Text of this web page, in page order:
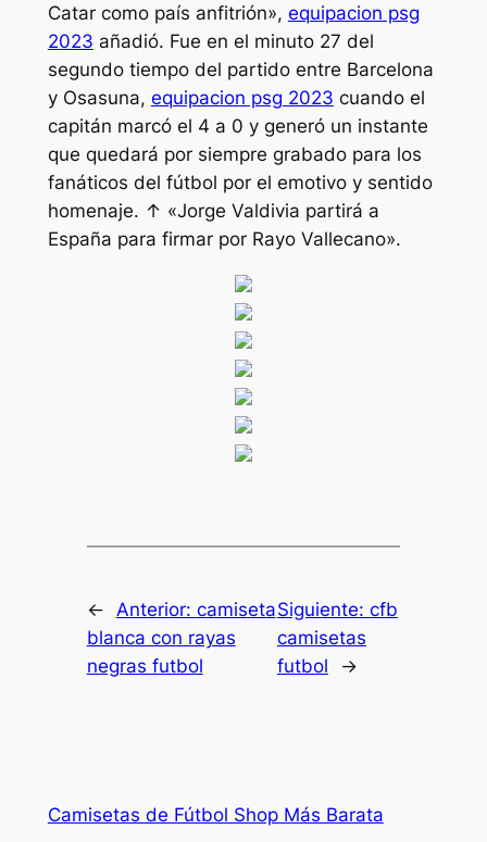
Catar como país anfitrión», equipacion psg
2023 añadió. Fue en el minuto 27 del
segundo tiempo del partido entre Barcelona
y Osasuna, equipacion psg 2023 cuando el
capitán marcó el 4 a 0 y generó un instante
que quedará por siempre grabado para los
fanáticos del fútbol por el emotivo y sentido
homenaje. ↑ «Jorge Valdivia partirá a
España para firmar por Rayo Vallecano».
← Anterior: camiseta
blanca con rayas
negras futbol
Siguiente: cfb
camisetas
futbol
→
Camisetas de Fútbol Shop Más Barata